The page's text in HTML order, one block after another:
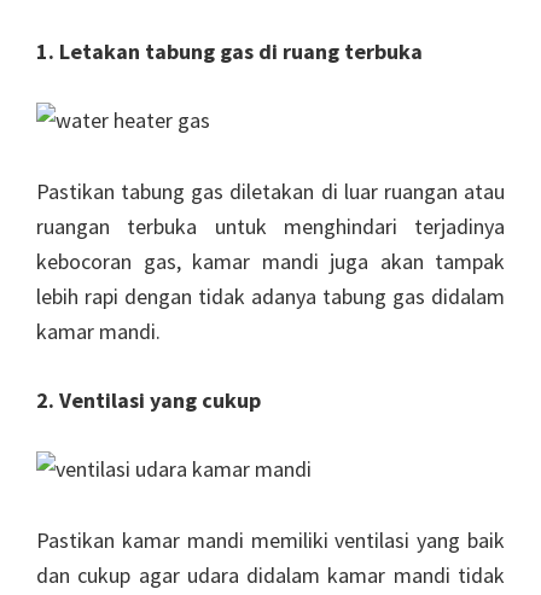
1. Letakan tabung gas di ruang terbuka
Pastikan tabung gas diletakan di luar ruangan atau
ruangan terbuka untuk menghindari terjadinya
kebocoran gas, kamar mandi juga akan tampak
lebih rapi dengan tidak adanya tabung gas didalam
kamar mandi.
2. Ventilasi yang cukup
Pastikan kamar mandi memiliki ventilasi yang baik
dan cukup agar udara didalam kamar mandi tidak